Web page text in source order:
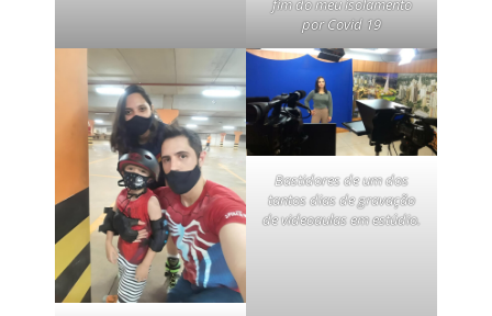
fim do meu isolamento
por Covid 19
Bastidores de um dos
tantos dias de gravação
de videoaulas em estúdio.